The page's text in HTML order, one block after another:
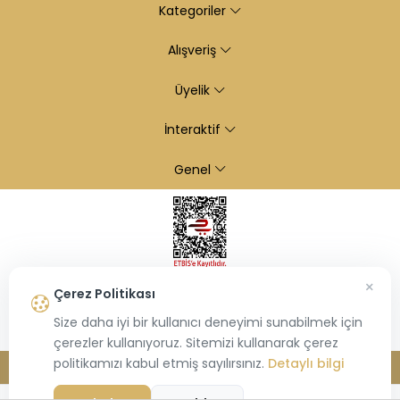
Kategoriler
Alışveriş
Üyelik
İnteraktif
Genel
© 2026 Kiraz Altın- Tüm hakları saklıdır.
Çerez Politikası
Size daha iyi bir kullanıcı deneyimi sunabilmek için
çerezler kullanıyoruz. Sitemizi kullanarak çerez
politikamızı kabul etmiş sayılırsınız. Detaylı bilgi
×